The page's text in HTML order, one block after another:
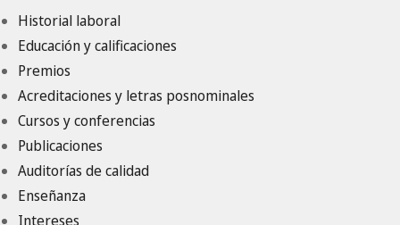
Historial laboral
Educación y calificaciones
Premios
Acreditaciones y letras posnominales
Cursos y conferencias
Publicaciones
Auditorías de calidad
Enseñanza
Intereses